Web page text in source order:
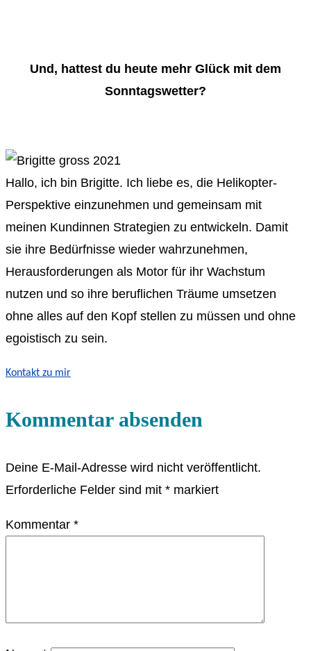
Und, hattest du heute mehr Glück mit dem
Sonntagswetter?
Hallo, ich bin Brigitte. Ich liebe es, die Helikopter-
Perspektive einzunehmen und gemeinsam mit
meinen Kundinnen Strategien zu entwickeln. Damit
sie ihre Bedürfnisse wieder wahrzunehmen,
Herausforderungen als Motor für ihr Wachstum
nutzen und so ihre beruflichen Träume umsetzen
ohne alles auf den Kopf stellen zu müssen und ohne
egoistisch zu sein.
Kontakt zu mir
Kommentar absenden
Deine E-Mail-Adresse wird nicht veröffentlicht.
Erforderliche Felder sind mit * markiert
Kommentar *